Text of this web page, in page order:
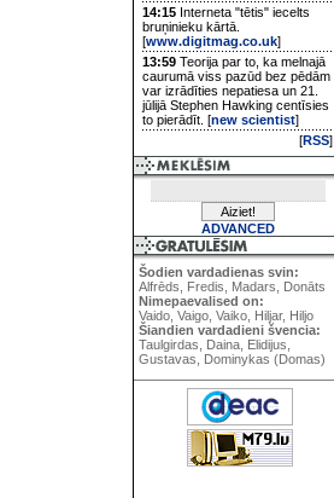
14:15 Interneta "tētis" iecelts
bruņinieku kārtā.
[www.digitmag.co.uk]
13:59 Teorija par to, ka melnajā
caurumā viss pazūd bez pēdām
var izrādīties nepatiesa un 21.
jūlijā Stephen Hawking centīsies
to pierādīt. [new scientist]
[RSS]
ADVANCED
Šodien vardadienas svin:
Alfrēds, Fredis, Madars, Donāts
Nimepaevalised on:
Vaido, Vaigo, Vaiko, Hiljar, Hiljo
Šiandien vardadieni švencia:
Taulgirdas, Daina, Elidijus,
Gustavas, Dominykas (Domas)